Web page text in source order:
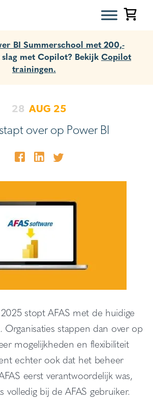
BI Summerschool met 200,-
met Copilot? Bekijk Copilot
trainingen.
28 AUG 25
over op Power BI
stopt AFAS met de huidige
Organisaties stappen dan over op
mogelijkheden en flexibiliteit
echter ook dat het beheer
eerst verantwoordelijk was,
volledig bij de AFAS gebruiker.